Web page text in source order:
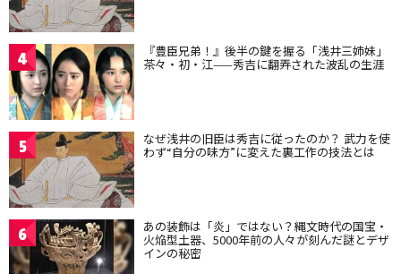
4 『豊臣兄弟！』後半の鍵を握る「浅井三姉妹」
茶々・初・江——秀吉に翻弄された波乱の生涯
5 なぜ浅井の旧臣は秀吉に従ったのか？ 武力を使
わず“自分の味方”に変えた裏工作の技法とは
6 あの装飾は「炎」ではない？縄文時代の国宝・
火焔型土器、5000年前の人々が刻んだ謎とデザ
インの秘密